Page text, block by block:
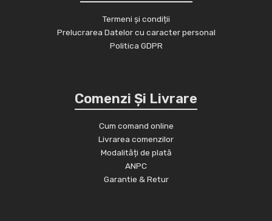
Termeni și condiții
Prelucrarea Datelor cu caracter personal
Politica GDPR
Comenzi Și Livrare
Cum comand online
Livrarea comenzilor
Modalități de plată
ANPC
Garantie & Retur